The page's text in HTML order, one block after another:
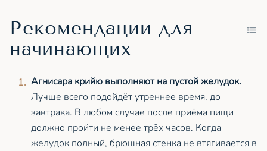
Рекомендации для
начинающих
Агнисара крийю выполняют на пустой желудок.
Лучше всего подойдёт утреннее время, до
завтрака. В любом случае после приёма пищи
должно пройти не менее трёх часов. Когда
желудок полный, брюшная стенка не втягивается в